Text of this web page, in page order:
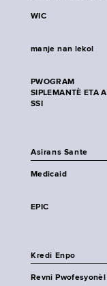
WIC
manje nan lekol
PWOGRAM
SIPLEMANTÈ ETA A
SSI
Asirans Sante
Medicaid
EPIC
Kredi Enpo
Revni Pwofesyonèl